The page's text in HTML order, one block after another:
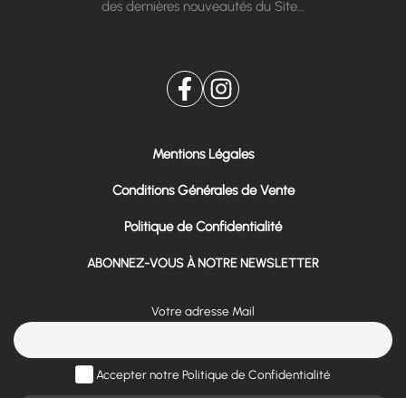
des dernières nouveautés du Site…
Mentions Légales
Conditions Générales de Vente
Politique de Confidentialité
ABONNEZ-VOUS À NOTRE NEWSLETTER
Votre adresse Mail
Accepter notre Politique de Confidentialité